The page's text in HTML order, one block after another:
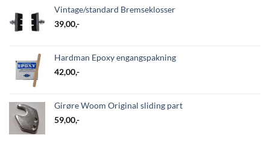
Vintage/standard Bremseklosser
39,00,-
Hardman Epoxy engangspakning
42,00,-
Girøre Woom Original sliding part
59,00,-